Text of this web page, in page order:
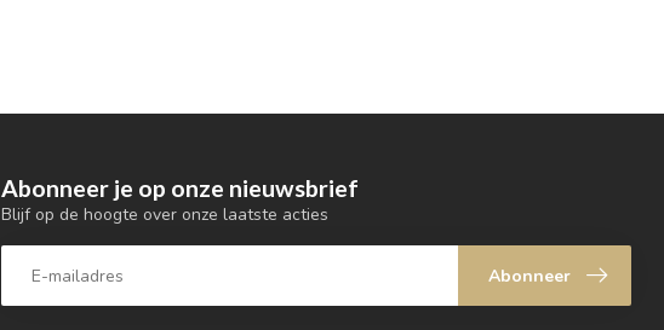
Abonneer je op onze nieuwsbrief
Blijf op de hoogte over onze laatste acties
Abonneer